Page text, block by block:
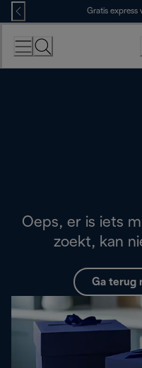
Skip
to
Content
Gratis
Oeps, er is iets
zoekt, kan
Ga terug